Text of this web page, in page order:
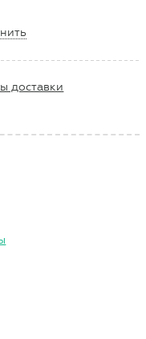
доставки